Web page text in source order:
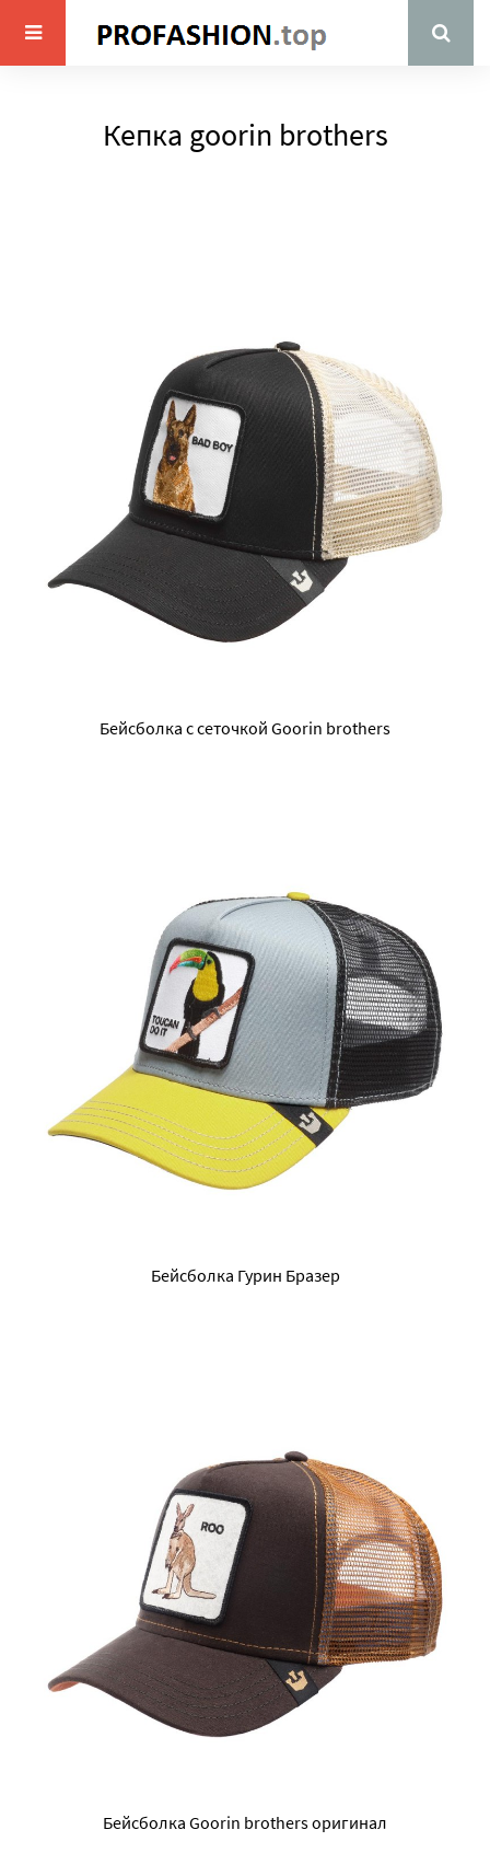
Кепка goorin brothers
Бейсболка с сеточкой Goorin brothers
Бейсболка Гурин Бразер
Бейсболка Goorin brothers оригинал